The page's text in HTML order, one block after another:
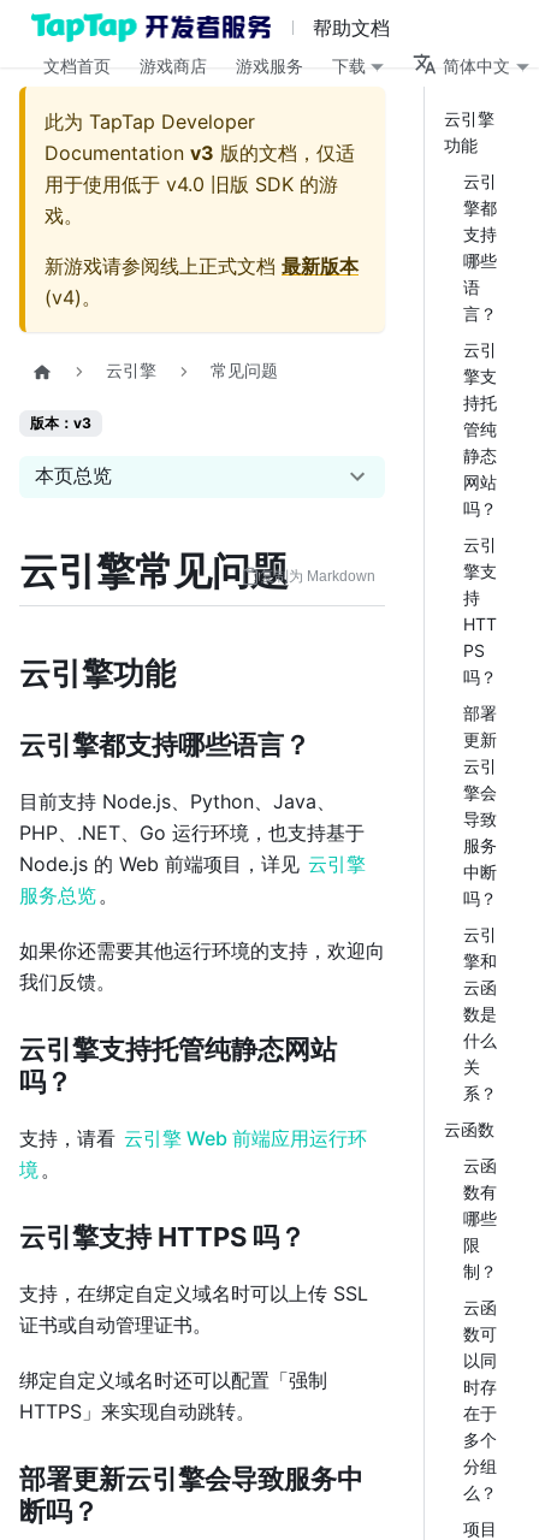
帮助文档
文档首页 游戏商店 游戏服务 下载 简体中文
此为 TapTap Developer
Documentation v3 版的文档，仅适
用于使用低于 v4.0 旧版 SDK 的游
戏。
新游戏请参阅线上正式文档 最新版本
(v4)。
云引擎 常见问题
版本：v3
本页总览
云引擎常见问题复制为 Markdown
云引擎功能
云引擎都支持哪些语言？
目前支持 Node.js、Python、Java、
PHP、.NET、Go 运行环境，也支持基于
Node.js 的 Web 前端项目，详见 云引擎
服务总览 。
如果你还需要其他运行环境的支持，欢迎向
我们反馈。
云引擎支持托管纯静态网站
吗？
支持，请看 云引擎 Web 前端应用运行环
境 。
云引擎支持 HTTPS 吗？
支持，在绑定自定义域名时可以上传 SSL
证书或自动管理证书。
绑定自定义域名时还可以配置「强制
HTTPS」来实现自动跳转。
部署更新云引擎会导致服务中
断吗？
云引擎
功能
云引
擎都
支持
哪些
语
言？
云引
擎支
持托
管纯
静态
网站
吗？
云引
擎支
持
HTT
PS
吗？
部署
更新
云引
擎会
导致
服务
中断
吗？
云引
擎和
云函
数是
什么
关
系？
云函数
云函
数有
哪些
限
制？
云函
数可
以同
时存
在于
多个
分组
么？
项目